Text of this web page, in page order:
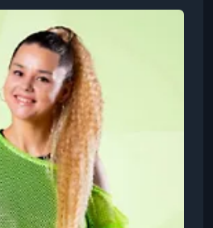
и поддержания
как короткие
фитнес-курсы,
дома без
Все программы
тренерами и вкл